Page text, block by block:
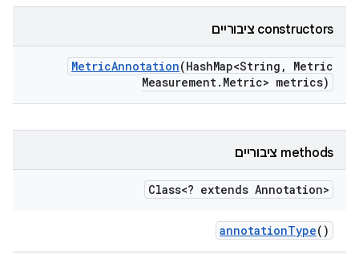
‫constructors ציבוריים
MetricAnnotation(HashMap<String ,
Metric
Measurement. Metric> metrics)
‫methods ציבוריים
Class<? extends Annotation>
annotationType()